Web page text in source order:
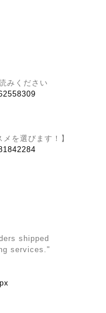
みください
を選びます！】
shipped
services."